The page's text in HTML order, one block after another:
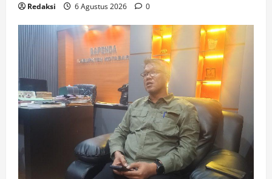
Redaksi 6 Agustus 2026 0